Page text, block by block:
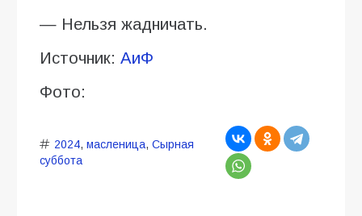
— Нельзя жадничать.
Источник: АиФ
Фото:
2024, масленица, Сырная
суббота